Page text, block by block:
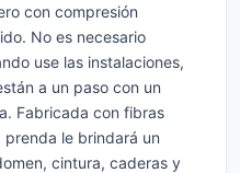
con compresión
No es necesario
use las instalaciones,
a un paso con un
Fabricada con fibras
le brindará un
cintura, caderas y